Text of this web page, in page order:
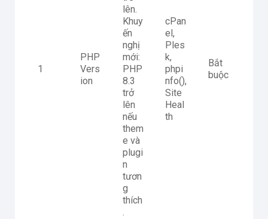
1
PHP
Vers
ion
lên.
Khuy
ến
nghị
mới:
PHP
8.3
trở
lên
nếu
them
e và
plugi
n
tươn
g
thích
.
cPan
el,
Ples
k,
phpi
nfo(),
Site
Heal
th
Bắt
buộc